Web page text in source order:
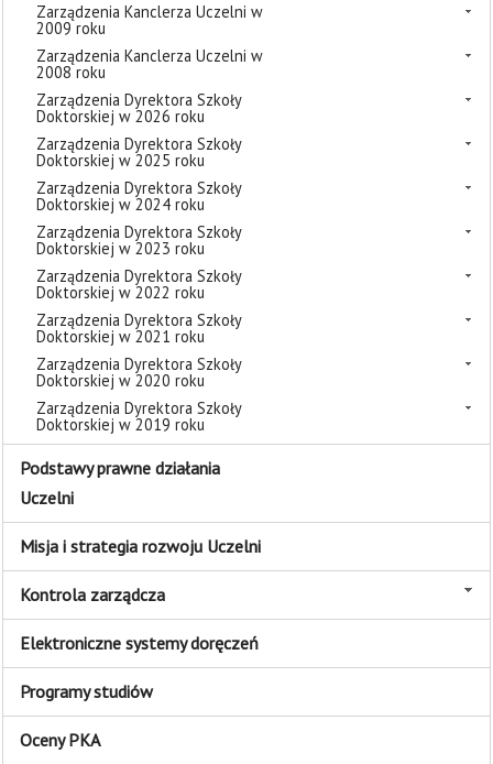
Zarządzenia Kanclerza Uczelni w
2009 roku
Zarządzenia Kanclerza Uczelni w
2008 roku
Zarządzenia Dyrektora Szkoły
Doktorskiej w 2026 roku
Zarządzenia Dyrektora Szkoły
Doktorskiej w 2025 roku
Zarządzenia Dyrektora Szkoły
Doktorskiej w 2024 roku
Zarządzenia Dyrektora Szkoły
Doktorskiej w 2023 roku
Zarządzenia Dyrektora Szkoły
Doktorskiej w 2022 roku
Zarządzenia Dyrektora Szkoły
Doktorskiej w 2021 roku
Zarządzenia Dyrektora Szkoły
Doktorskiej w 2020 roku
Zarządzenia Dyrektora Szkoły
Doktorskiej w 2019 roku
Podstawy prawne działania
Uczelni
Misja i strategia rozwoju Uczelni
Kontrola zarządcza
Elektroniczne systemy doręczeń
Programy studiów
Oceny PKA